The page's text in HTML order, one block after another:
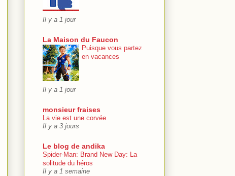
Il y a 1 jour
La Maison du Faucon
Puisque vous partez
en vacances
Il y a 1 jour
monsieur fraises
La vie est une corvée
Il y a 3 jours
Le blog de andika
Spider-Man: Brand New Day: La
solitude du héros
Il y a 1 semaine